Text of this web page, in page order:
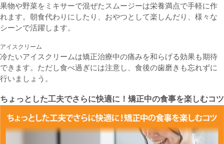
果物や野菜をミキサーで混ぜたスムージーは栄養満点で手軽に作
れます。朝食代わりにしたり、おやつとして楽しんだり、様々な
シーンで活躍します。
アイスクリーム
冷たいアイスクリームは矯正治療中の痛みを和らげる効果も期待
できます。ただし食べ過ぎには注意し、食後の歯磨きも忘れずに
行いましょう。
ちょっとした工夫でさらに快適に！矯正中の食事を楽しむコツ